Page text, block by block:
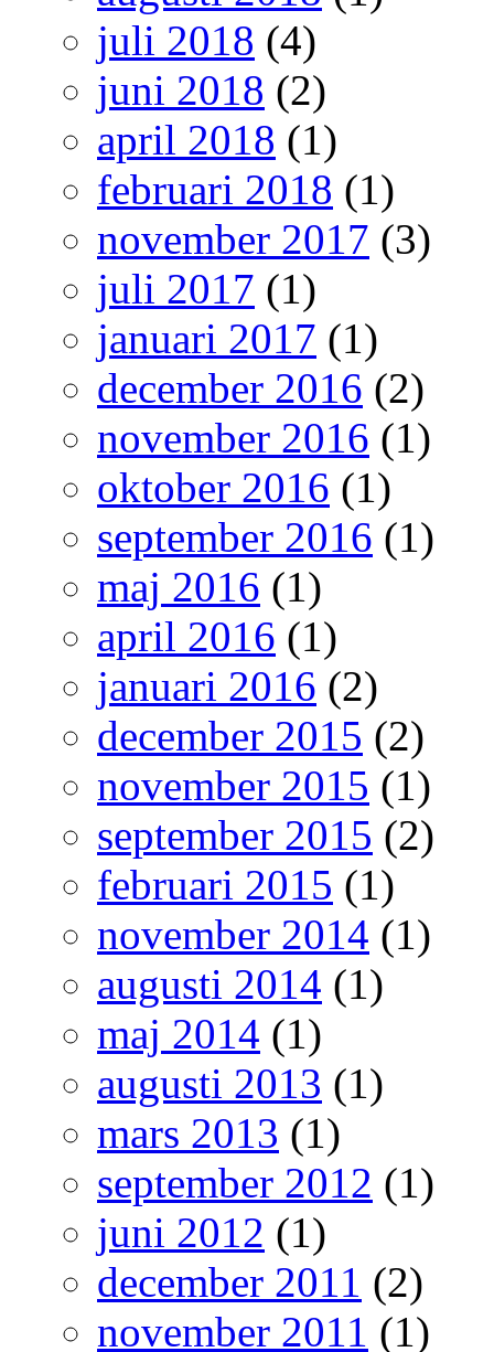
juli 2018 (4)
juni 2018 (2)
april 2018 (1)
februari 2018 (1)
november 2017 (3)
juli 2017 (1)
januari 2017 (1)
december 2016 (2)
november 2016 (1)
oktober 2016 (1)
september 2016 (1)
maj 2016 (1)
april 2016 (1)
januari 2016 (2)
december 2015 (2)
november 2015 (1)
september 2015 (2)
februari 2015 (1)
november 2014 (1)
augusti 2014 (1)
maj 2014 (1)
augusti 2013 (1)
mars 2013 (1)
september 2012 (1)
juni 2012 (1)
december 2011 (2)
november 2011 (1)